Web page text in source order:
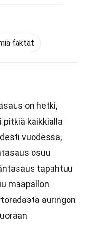
faktat
on hetki,
pitkiä kaikkialla
vuodessa,
osuu
tapahtuu
maapallon
auringon